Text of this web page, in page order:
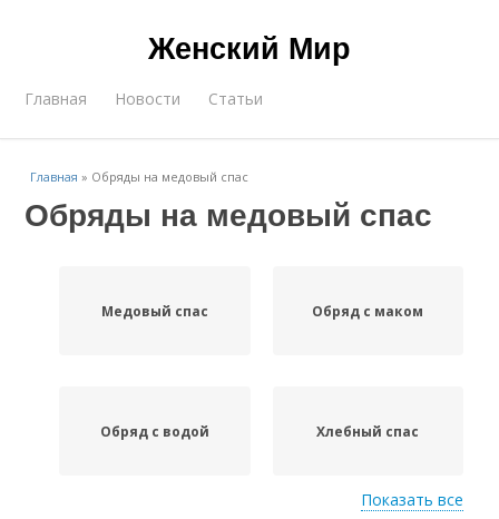
Женский Мир
Главная Новости Статьи
Главная » Обряды на медовый спас
Обряды на медовый спас
Медовый спас Обряд с маком
Обряд с водой Хлебный спас
Показать все